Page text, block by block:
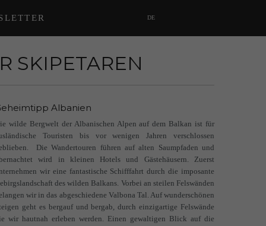
DE
SKIPETAREN
Albanien
wilde Bergwelt der Albanischen Alpen auf dem Balkan ist für
Touristen bis vor wenigen Jahren verschlossen
Die Wandertouren führen auf alten Saumpfaden und
wird in kleinen Hotels und Gästehäusern. Zuerst
wir eine fantastische Schifffahrt durch die imposante
des wilden Balkans. Vorbei an steilen Felswänden
wir in das abgeschiedene Valbona Tal. Auf wunderschönen
geht es bergauf und bergab, durch einzigartige Felswände
wir hautnah erleben werden. Einen gewaltigen Blick auf die